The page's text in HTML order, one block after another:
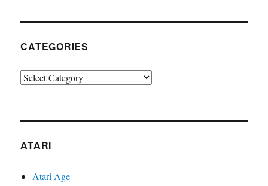
CATEGORIES
Categories
ATARI
Atari Age